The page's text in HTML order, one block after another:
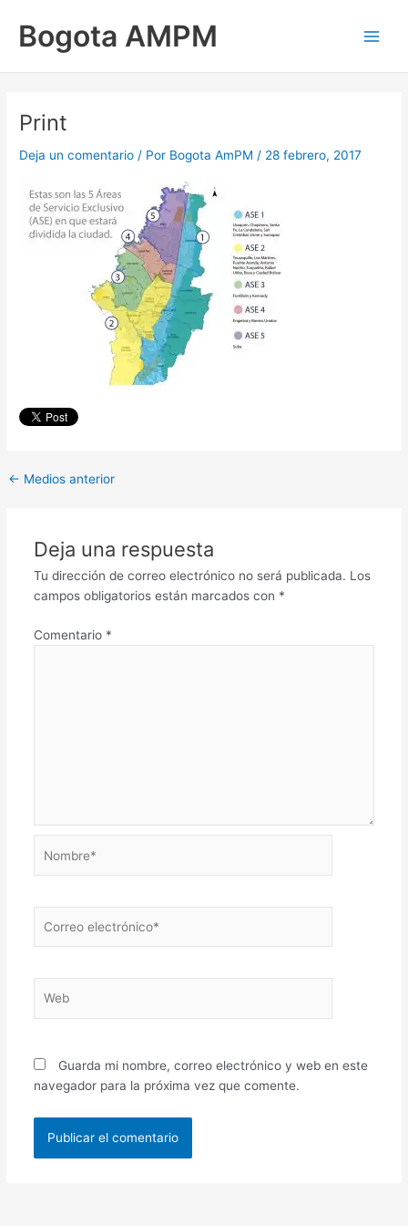
contenido
Bogota AMPM
Print
Deja un comentario / Por Bogota AmPM / 28 febrero, 2017
← Medios anterior
Deja una respuesta
Tu dirección de correo electrónico no será publicada. Los
campos obligatorios están marcados con *
Comentario *
electrónico*
Guarda mi nombre, correo electrónico y web en este
navegador para la próxima vez que comente.